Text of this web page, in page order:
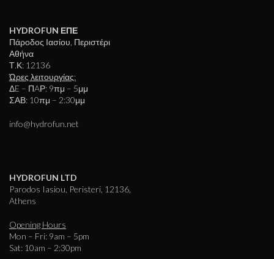
HYDROFUN ΕΠΕ
Πάροδος Ιασίου, Περιστέρι
Αθήνα
Τ.Κ: 12136
Ώρες λειτουργίας:
ΔE – ΠAΡ: 9πμ – 5μμ
ΣΑΒ: 10πμ – 2:30μμ
info@hydrofun.net
HYDROFUN LTD
Parodos Iasiou, Peristeri, 12136,
Athens
Opening Hours
Mon – Fri: 9am – 5pm
Sat: 10am – 2:30pm